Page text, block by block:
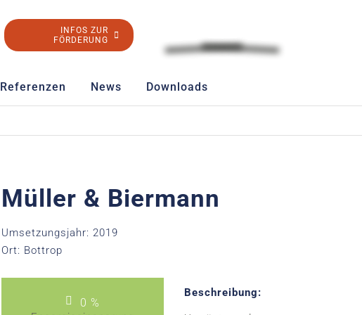
INFOS ZUR
FÖRDERUNG
Referenzen News Downloads
Müller & Biermann
Umsetzungsjahr: 2019
Ort: Bottrop
0 %
Beschreibung: